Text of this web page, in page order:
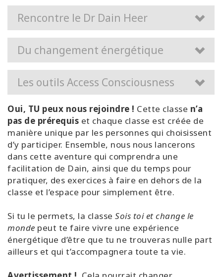
Rencontre le Dr Dain Heer
Du changement énergétique
Les outils Access Consciousness
Oui, TU peux nous rejoindre ! Cette classe n’a
pas de prérequis et chaque classe est créée de
manière unique par les personnes qui choisissent
d’y participer. Ensemble, nous nous lancerons
dans cette aventure qui comprendra une
facilitation de Dain, ainsi que du temps pour
pratiquer, des exercices à faire en dehors de la
classe et l’espace pour simplement être.
Si tu le permets, la classe Sois toi et change le
monde peut te faire vivre une expérience
énergétique d’être que tu ne trouveras nulle part
ailleurs et qui t’accompagnera toute ta vie.